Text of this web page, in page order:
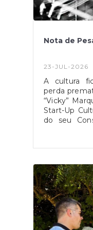
desta Junta
Nota de
23-JUL-2026
A cultura
perda
“Vicky”
Start-Up
do seu
maiores
talentos,
Freguesia,
uma
cúmplice
e
imenso,